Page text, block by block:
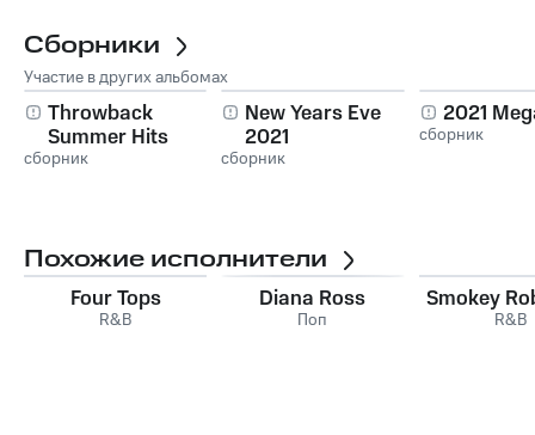
Сборники
Участие в других альбомах
Throwback
Summer Hits
сборник
New Years Eve
2021
сборник
2021
сборник
Похожие исполнители
Four Tops
R&B
Diana Ross
Поп
Smokey
R&B